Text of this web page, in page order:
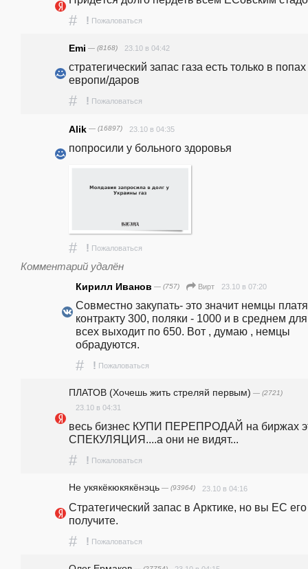
# ! Пожаловаться
Emi — (8168) 23.10 в 04:42
стратегический запас газа есть только в попах
европи/даров
# ! Пожаловаться
Alik — (16897) 23.10 в 04:35
попросили у больного здоровья
# ! Пожаловаться
Комментарий удалён
Кирилл Иванов — (757) Вирт 23.10 в 07:20
Совместно закупать- это значит немцы
контракту 300, поляки - 1000 и в среднем для
всех выходит по 650. Вот , думаю , немцы
обрадуются.
# ! Пожаловаться
ПЛАТОВ (Хочешь жить стреляй первым) — (2721)
23.10 в 04:31
весь бизнес КУПИ ПЕРЕПРОДАЙ на биржах
СПЕКУЛЯЦИЯ....а они не видят...
# ! Пожаловаться
Не укякёкюкякёнэць — (93964) 23.10 в 04:16
Стратегический запас в Арктике, но вы ЕС
получите.
# ! Пожаловаться